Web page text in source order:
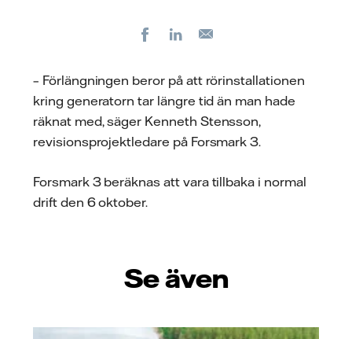
FacebookLinkedIn
– Förlängningen beror på att rörinstallationen
kring generatorn tar längre tid än man hade
räknat med, säger Kenneth Stensson,
revisionsprojektledare på Forsmark 3.
Forsmark 3 beräknas att vara tillbaka i normal
drift den 6 oktober.
Se även